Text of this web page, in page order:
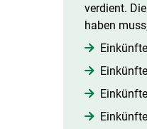
verdient.
haben